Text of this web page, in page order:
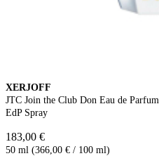
XERJOFF
JTC Join the Club Don Eau de Parfum
EdP Spray
183,00 €
50 ml (366,00 € / 100 ml)